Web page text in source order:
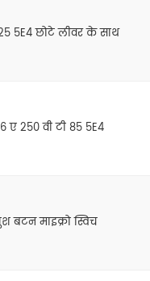
5E4 छोटे लीवर के साथ
ए 250 वी टी 85 5E4
बटन माइक्रो स्विच